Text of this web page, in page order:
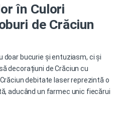
în Culori
de Crăciun
doar bucurie și entuziasm, ci și
decorațiuni de Crăciun cu
debitate laserreprezintă o
aducând un farmec unic fiecărui